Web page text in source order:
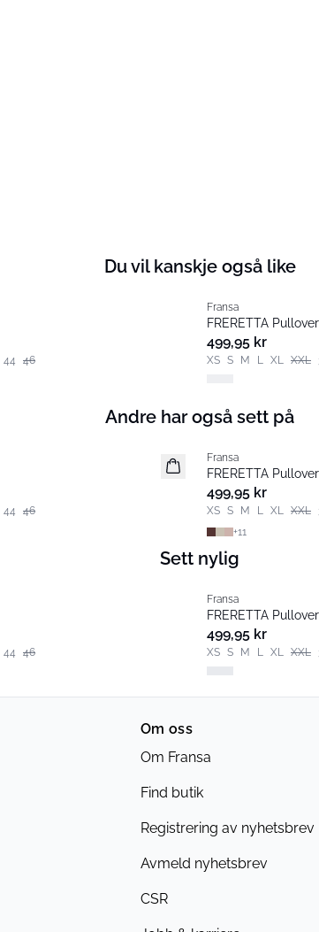
Du vil kanskje også like
44 46
Nyhet
Fransa
FRERETTA Pullover
499,95 kr
XS S M L XL XXL
Andre har også sett på
Nyhet
Basic
FRERETTA Pullover
499,95 kr
XS S M
Sett nylig
FRERETTA Pullover
499,95 kr
XS S M
Om oss
Om Fransa
Find butik
Registrering av nyhetsbrev
Avmeld nyhetsbrev
CSR
Jobb & karriere